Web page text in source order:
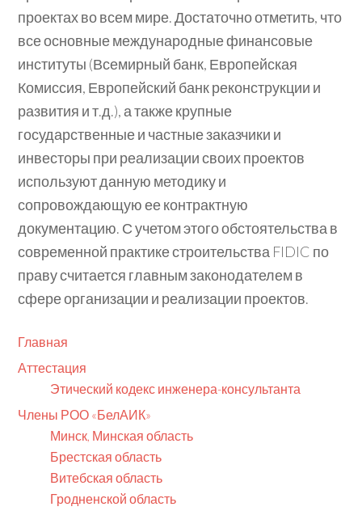
проектах во всем мире. Достаточно отметить, что
все основные международные финансовые
институты (Всемирный банк, Европейская
Комиссия, Европейский банк реконструкции и
развития и т.д.), а также крупные
государственные и частные заказчики и
инвесторы при реализации своих проектов
используют данную методику и
сопровождающую ее контрактную
документацию. С учетом этого обстоятельства в
современной практике строительства FIDIC по
праву считается главным законодателем в
сфере организации и реализации проектов.
Главная
Аттестация
Этический кодекс инженера-консультанта
Члены РОО «БелАИК»
Минск, Минская область
Брестская область
Витебская область
Гродненской область